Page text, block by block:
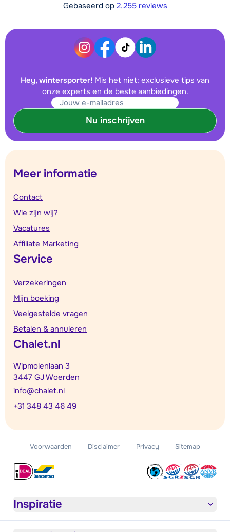
Gebaseerd op 2.255 reviews
Hey, wintersporter! Mis het niet: exclusieve tips van
onze experts en de beste aanbiedingen.
Nu inschrijven
Meer informatie
Contact
Wie zijn wij?
Vacatures
Affiliate Marketing
Service
Verzekeringen
Mijn boeking
Veelgestelde vragen
Betalen & annuleren
Chalet.nl
Wipmolenlaan 3
3447 GJ Woerden
info@chalet.nl
+31 348 43 46 49
Voorwaarden Disclaimer Privacy Sitemap
Inspiratie